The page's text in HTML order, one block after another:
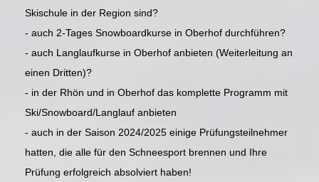
Skischule in der Region sind?
- auch 2-Tages Snowboardkurse in Oberhof durchführen?
- auch Langlaufkurse in Oberhof anbieten (Weiterleitung an
einen Dritten)?
- in der Rhön und in Oberhof das komplette Programm mit
Ski/Snowboard/Langlauf anbieten
- auch in der Saison 2024/2025 einige Prüfungsteilnehmer
hatten, die alle für den Schneesport brennen und Ihre
Prüfung erfolgreich absolviert haben!